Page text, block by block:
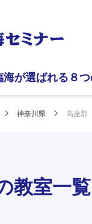
海が選ばれる８
神奈川県 高座郡
教室一覧